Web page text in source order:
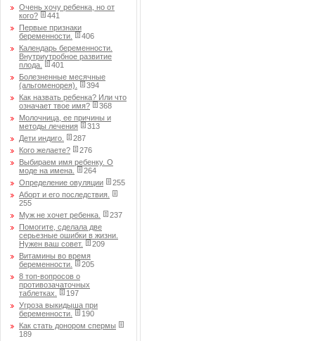
Очень хочу ребенка, но от
кого?
441
Первые признаки
беременности.
406
Календарь беременности.
Внутриутробное развитие
плода.
401
Болезненные месячные
(альгоменорея).
394
Как назвать ребенка? Или что
означает твое имя?
368
Молочница, ее причины и
методы лечения
313
Дети индиго.
287
Кого желаете?
276
Выбираем имя ребенку. О
моде на имена.
264
Определение овуляции
255
Аборт и его последствия.
255
Муж не хочет ребенка.
237
Помогите, сделала две
серьезные ошибки в жизни.
Нужен ваш совет.
209
Витамины во время
беременности.
205
8 топ-вопросов о
противозачаточных
таблетках.
197
Угроза выкидыша при
беременности.
190
Как стать донором спермы
189